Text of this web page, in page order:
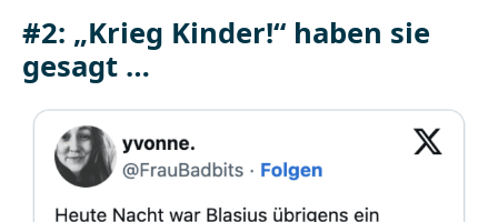
#2: „Krieg Kinder!“ haben sie
gesagt …